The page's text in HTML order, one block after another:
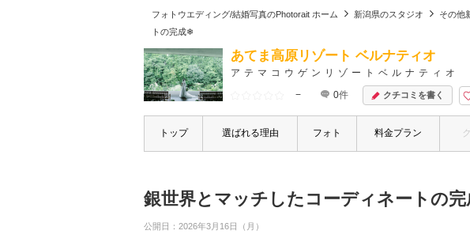
フォトウエディング/結婚写真のPhotorait ホーム 新潟県のスタジオ その他
トの完成❄
あてま高原リゾート ベルナティオ
アテマコウゲンリゾートベルナティオ
−
0件 クチコミを書く
トップ 選ばれる理由 フォト 料金プラン
銀世界とマッチしたコーディネートの
公開日：2026年3月16日（月）